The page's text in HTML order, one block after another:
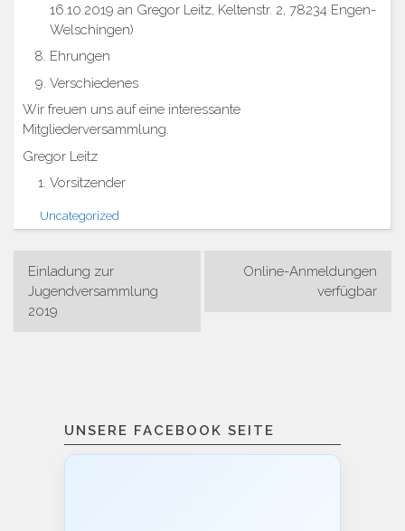
16.10.2019 an Gregor Leitz, Keltenstr. 2, 78234 Engen-
Welschingen)
Ehrungen
Verschiedenes
Wir freuen uns auf eine interessante
Mitgliederversammlung.
Gregor Leitz
Vorsitzender
Uncategorized
Beitragsnavigation
Einladung zur
Jugendversammlung
2019
Online-Anmeldungen
verfügbar
UNSERE FACEBOOK SEITE